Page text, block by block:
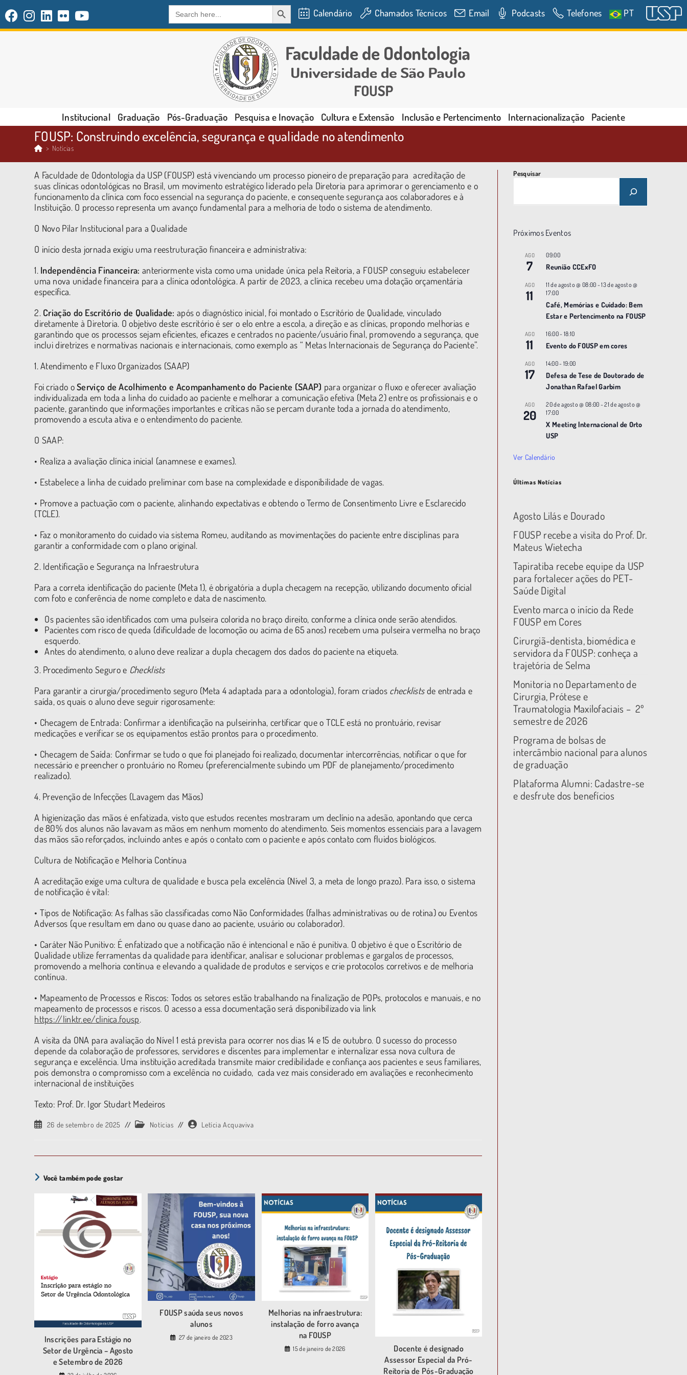
Search
for:
SEARCH BUTTON
Calendário Chamados Técnicos Email Podcasts Telefones PT
Institucional Graduação Pós-Graduação Pesquisa e Inovação Cultura e Extensão Inclusão e Pertencimento Internacionalização Paciente
FOUSP: Construindo excelência, segurança e qualidade no atendimento
> Notícias
A Faculdade de Odontologia da USP (FOUSP) está vivenciando um processo pioneiro de preparação para acreditação de
suas clínicas odontológicas no Brasil, um movimento estratégico liderado pela Diretoria para aprimorar o gerenciamento e o
funcionamento da clínica com foco essencial na segurança do paciente, e consequente segurança aos colaboradores e à
Instituição. O processo representa um avanço fundamental para a melhoria de todo o sistema de atendimento.
O Novo Pilar Institucional para a Qualidade
O início desta jornada exigiu uma reestruturação financeira e administrativa:
1. Independência Financeira: anteriormente vista como uma unidade única pela Reitoria, a FOUSP conseguiu estabelecer
uma nova unidade financeira para a clínica odontológica. A partir de 2023, a clínica recebeu uma dotação orçamentária
específica.
2. Criação do Escritório de Qualidade: após o diagnóstico inicial, foi montado o Escritório de Qualidade, vinculado
diretamente à Diretoria. O objetivo deste escritório é ser o elo entre a escola, a direção e as clínicas, propondo melhorias e
garantindo que os processos sejam eficientes, eficazes e centrados no paciente/usuário final, promovendo a segurança, que
inclui diretrizes e normativas nacionais e internacionais, como exemplo as “ Metas Internacionais de Segurança do Paciente”.
1. Atendimento e Fluxo Organizados (SAAP)
Foi criado oServiço de Acolhimento e Acompanhamento do Paciente (SAAP) para organizar o fluxo e oferecer avaliação
individualizada em toda a linha do cuidado ao paciente e melhorar a comunicação efetiva (Meta 2) entre os profissionais e o
paciente, garantindo que informações importantes e críticas não se percam durante toda a jornada do atendimento,
promovendo a escuta ativa e o entendimento do paciente.
O SAAP:
• Realiza a avaliação clínica inicial (anamnese e exames).
• Estabelece a linha de cuidado preliminar com base na complexidade e disponibilidade de vagas.
• Promove a pactuação com o paciente, alinhando expectativas e obtendo o Termo de Consentimento Livre e Esclarecido
(TCLE).
• Faz o monitoramento do cuidado via sistema Romeu, auditando as movimentações do paciente entre disciplinas para
garantir a conformidade com o plano original.
2. Identificação e Segurança na Infraestrutura
Para a correta identificação do paciente (Meta 1), é obrigatória a dupla checagem na recepção, utilizando documento oficial
com foto e conferência de nome completo e data de nascimento.
Os pacientes são identificados com uma pulseira colorida no braço direito, conforme a clínica onde serão atendidos.
Pacientes com risco de queda (dificuldade de locomoção ou acima de 65 anos) recebem uma pulseira vermelha no braço
esquerdo.
Antes do atendimento, o aluno deve realizar a dupla checagem dos dados do paciente na etiqueta.
3. Procedimento Seguro e Checklists
Para garantir a cirurgia/procedimento seguro (Meta 4 adaptada para a odontologia), foram criados checklistsde entrada e
saída, os quais o aluno deve seguir rigorosamente:
• Checagem de Entrada: Confirmar a identificação na pulseirinha, certificar que o TCLE está no prontuário, revisar
medicações e verificar se os equipamentos estão prontos para o procedimento.
• Checagem de Saída: Confirmar se tudo o que foi planejado foi realizado, documentar intercorrências, notificar o que for
necessário e preencher o prontuário no Romeu (preferencialmente subindo um PDF de planejamento/procedimento
realizado).
4. Prevenção de Infecções (Lavagem das Mãos)
A higienização das mãos é enfatizada, visto que estudos recentes mostraram um declínio na adesão, apontando que cerca
de 80% dos alunos não lavavam as mãos em nenhum momento do atendimento. Seis momentos essenciais para a lavagem
das mãos são reforçados, incluindo antes e após o contato com o paciente e após contato com fluidos biológicos.
Cultura de Notificação e Melhoria Contínua
A acreditação exige uma cultura de qualidade e busca pela excelência (Nível 3, a meta de longo prazo). Para isso, o sistema
de notificação é vital:
• Tipos de Notificação: As falhas são classificadas como Não Conformidades (falhas administrativas ou de rotina) ou Eventos
Adversos (que resultam em dano ou quase dano ao paciente, usuário ou colaborador).
• Caráter Não Punitivo: É enfatizado que a notificação não é intencional e não é punitiva. O objetivo é que o Escritório de
Qualidade utilize ferramentas da qualidade para identificar, analisar e solucionar problemas e gargalos de processos,
promovendo a melhoria contínua e elevando a qualidade de produtos e serviços e crie protocolos corretivos e de melhoria
contínua.
• Mapeamento de Processos e Riscos: Todos os setores estão trabalhando na finalização de POPs, protocolos e manuais, e no
mapeamento de processos e riscos. O acesso a essa documentação será disponibilizado via link
https://linktr.ee/clinica.fousp.
A visita da ONA para avaliação do Nível 1 está prevista para ocorrer nos dias 14 e 15 de outubro. O sucesso do processo
depende da colaboração de professores, servidores e discentes para implementar e internalizar essa nova cultura de
segurança e excelência. Uma instituição acreditada transmite maior credibilidade e confiança aos pacientes e seus familiares,
pois demonstra o compromisso com a excelência no cuidado, cada vez mais considerado em avaliações e reconhecimento
internacional de instituições
Texto: Prof. Dr. Igor Studart Medeiros
26 de setembro de 2025 Notícias Letícia Acquaviva
Você também pode gostar
Inscrições para Estágio no
Setor de Urgência – Agosto
e Setembro de 2026
FOUSP saúda seus novos
alunos
27 de janeiro de 2023
Melhorias na infraestrutura:
instalação de forro avança
na FOUSP
15 de janeiro de 2026
Docente é designado
Assessor Especial da Pró-
Reitoria de Pós-Graduação
Pesquisar
Próximos Eventos
AGO
7
09:00
Reunião CCExFO
AGO
11
11 de agosto @ 08:00 -13 de agosto @
17:00
Café, Memórias e Cuidado: Bem
Estar e Pertencimento na FOUSP
AGO
11
16:00- 18:10
Evento do FOUSP em cores
AGO
17
14:00- 19:00
Defesa de Tese de Doutorado de
Jonathan Rafael Garbim
AGO
20
20 de agosto @ 08:00 -21 de agosto @
17:00
X Meeting |nternacional de Orto
USP
Ver Calendário
Últimas Notícias
Agosto Lilás e Dourado
FOUSP recebe a visita do Prof. Dr.
Mateus Wietecha
Tapiratiba recebe equipe da USP
para fortalecer ações do PET-
Saúde Digital
Evento marca o início da Rede
FOUSP em Cores
Cirurgiã-dentista, biomédica e
servidora da FOUSP: conheça a
trajetória de Selma
Monitoria no Departamento de
Cirurgia, Prótese e
Traumatologia Maxilofaciais – 2º
semestre de 2026
Programa de bolsas de
intercâmbio nacional para alunos
de graduação
Plataforma Alumni: Cadastre-se
e desfrute dos benefícios